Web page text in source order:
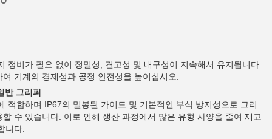
정비가 필요 없이 정밀성, 견고성 및 내구성이 지속해서 유지됩니다.
기계의 경제성과 공정 안전성을 높이십시오.
반 그리퍼
적합하며 IP67의 밀봉된 가이드 및 기본적인 부식 방지성으로 그리
수 있습니다. 이로 인해 생산 과정에서 많은 유형 사양을 줄여 재고
니다.